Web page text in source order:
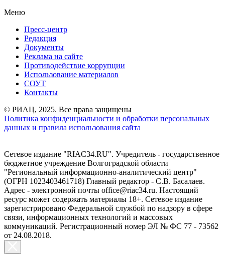
Меню
Пресс-центр
Редакция
Документы
Реклама на сайте
Противодействие коррупции
Использование материалов
СОУТ
Контакты
© РИАЦ, 2025. Все права защищены
Политика конфиденциальности и обработки персональных
данных и правила использования сайта
Сетевое издание "RIAC34.RU". Учредитель - государственное
бюджетное учреждение Волгоградской области
"Региональный информационно-аналитический центр"
(ОГРН 1023403461718) Главный редактор - С.В. Басалаев.
Адрес - электронной почты office@riac34.ru. Настоящий
ресурс может содержать материалы 18+. Сетевое издание
зарегистрировано Федеральной службой по надзору в сфере
связи, информационных технологий и массовых
коммуникаций. Регистрационный номер ЭЛ № ФС 77 - 73562
от 24.08.2018.